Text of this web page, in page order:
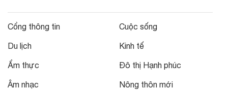
Cổng thông tin
Du lịch
Ẩm thực
Âm nhạc
Cuộc sống
Kinh tế
Đô thị Hạnh phúc
Nông thôn mới